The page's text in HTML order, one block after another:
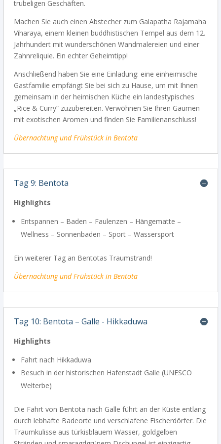
trubeligen Geschäften.
Machen Sie auch einen Abstecher zum Galapatha Rajamaha
Viharaya, einem kleinen buddhistischen Tempel aus dem 12.
Jahrhundert mit wunderschönen Wandmalereien und einer
Zahnreliquie. Ein echter Geheimtipp!
Anschließend haben Sie eine Einladung: eine einheimische
Gastfamilie empfängt Sie bei sich zu Hause, um mit Ihnen
gemeinsam in der heimischen Küche ein landestypisches
„Rice & Curry“ zuzubereiten. Verwöhnen Sie Ihren Gaumen
mit exotischen Aromen und finden Sie Familienanschluss!
Übernachtung und Frühstück in Bentota
Tag 9: Bentota
Highlights
Entspannen – Baden – Faulenzen – Hängematte –
Wellness – Sonnenbaden – Sport – Wassersport
Ein weiterer Tag an Bentotas Traumstrand!
Übernachtungund Frühstück in Bentota
Tag 10: Bentota – Galle - Hikkaduwa
Highlights
Fahrt nach Hikkaduwa
Besuch in der historischen Hafenstadt Galle (UNESCO
Welterbe)
Die Fahrt von Bentota nach Galle führt an der Küste entlang
durch lebhafte Badeorte und verschlafene Fischerdörfer. Die
Traumkulisse aus türkisblauem Wasser, goldgelben